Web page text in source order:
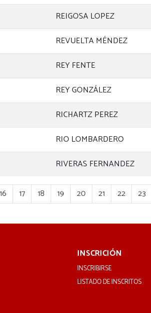
REIGOSA LOPEZ
REVUELTA MÉNDEZ
REY FENTE
REY GONZÁLEZ
RICHARTZ PEREZ
RIO LOMBARDERO
RIVERAS FERNANDEZ
16 17 18 19 20 21 22 23
INSCRICIÓN
INSCRIBIRSE
LISTADO DE INSCRITOS